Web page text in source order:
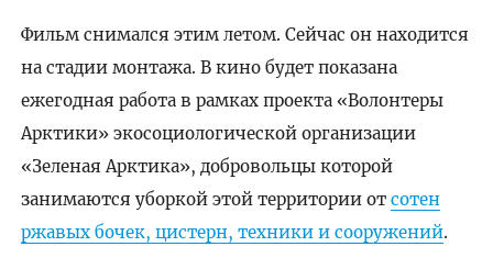
Фильм снимался этим летом. Сейчас он находится
на стадии монтажа. В кино будет показана
ежегодная работа в рамках проекта «Волонтеры
Арктики» экосоциологической организации
«Зеленая Арктика», добровольцы которой
занимаются уборкой этой территории от сотен
ржавых бочек, цистерн, техники и сооружений.